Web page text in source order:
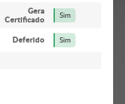
Gera
Certificado
Sim
Deferido Sim